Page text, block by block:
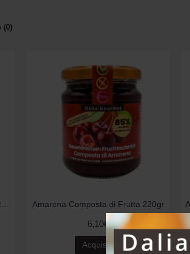
(0)
Amarena Composta di Frutta 220gr
6,10€
Acquista